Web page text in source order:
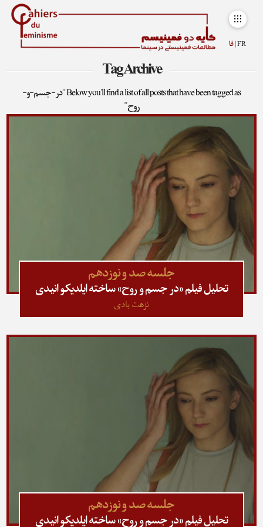
FR | فا
Tag Archive
Below you'll find a list of all posts that have been tagged as“در-جسم-و-
روح”
جلسه صد و نوزدهم
تحلیل فیلم «در جسم و روح» ساخته ایلدیکو انیدی
نزهت بادی
جلسه صد و نوزدهم
تحلیل فیلم «در جسم و روح» ساخته ایلدیکو انیدی